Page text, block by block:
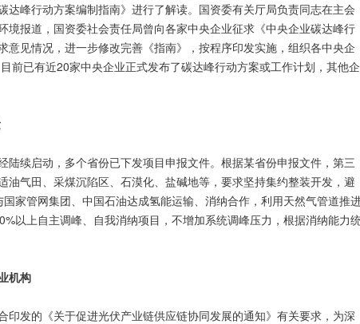
峰行动方案编制指南》进行了解读。国资委有关厅局负责同志在主会
报道，国资委社会责任局曾向各家中央企业征求《中央企业碳达峰行
见情况，进一步修改完善《指南》，按程序印发实施，组织各中央企
前已有近20家中央企业正式发布了碳达峰行动方案或工作计划，其他企
续启动，多个省份已下发项目申报文件。根据某省份申报文件，第三
气田、采煤沉陷区、石漠化、盐碱地等，要求坚持集约整装开发，避
家管网集团、中国石油达成氢能运输、消纳合作，利用天然气管道推
以上自主调峰、自我消纳项目，不增加系统调峰压力，根据消纳能力
机构
发的《关于促进光伏产业链供应链协同发展的通知》有关要求，为深